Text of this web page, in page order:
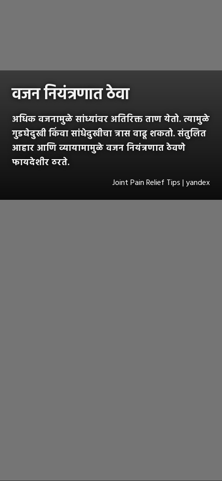
वजन नियंत्रणात ठेवा
अधिक वजनामुळे सांध्यांवर अतिरिक्त ताण येतो. त्यामुळे
गुडघेदुखी किंवा सांधेदुखीचा त्रास वाढू शकतो. संतुलित
आहार आणि व्यायामामुळे वजन नियंत्रणात ठेवणे
फायदेशीर ठरते.
Joint Pain Relief Tips | yandex